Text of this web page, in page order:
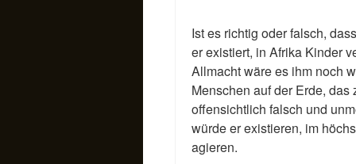
Ist es richtig oder falsch,
er existiert, in Afrika Kinder
Allmacht wäre es ihm noch
Menschen auf der Erde,
offensichtlich falsch und
würde er existieren, im
agieren.